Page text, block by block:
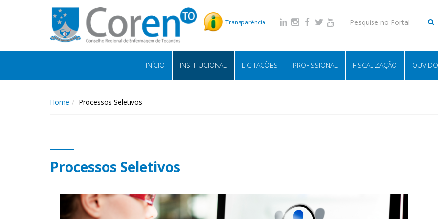
Transparência
INÍCIO INSTITUCIONAL LICITAÇÕES PROFISSIONAL FISCALIZAÇÃO
Home Processos Seletivos
Processos Seletivos